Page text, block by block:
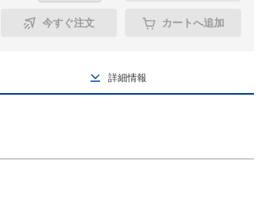
今すぐ注文 カートへ追加
詳細情報